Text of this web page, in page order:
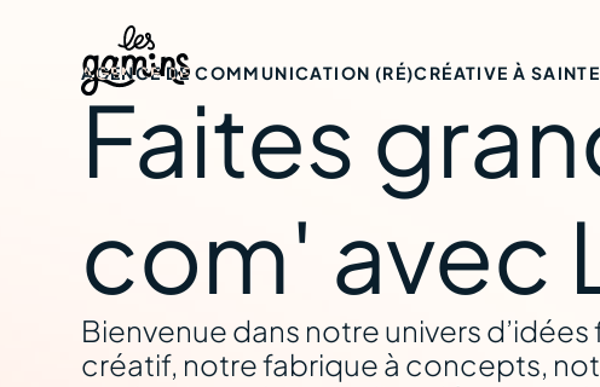
Sainte-
AGENCE DE COMMUNICATION (RÉ)CRÉATIVE À
Faites
com' avec
Bienvenue dans notre univers d’idées
créatif, notre fabrique à concepts,